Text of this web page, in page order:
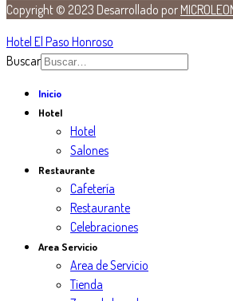
Copyright © 2023 Desarrollado por
Hotel El Paso Honroso
Buscar
Inicio
Hotel
Hotel
Salones
Restaurante
Cafetería
Restaurante
Celebraciones
Area Servicio
Area de Servicio
Tienda